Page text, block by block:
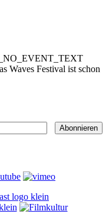
Waves Festival ist schon